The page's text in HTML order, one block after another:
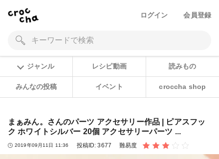
ログイン 会員登録
ジャンル レシピ動画 読みもの
みんなの投稿 イベント croccha shop
まぁみん。さんのパーツ アクセサリー作品 | ピアスフッ
ク ホワイトシルバー 20個 アクセサリーパーツ ...
2019年09月11日 11:36 投稿ID:3677 難易度